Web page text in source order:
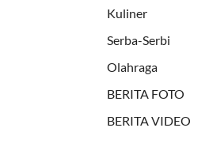
Kuliner
Serba-Serbi
Olahraga
BERITA FOTO
BERITA VIDEO